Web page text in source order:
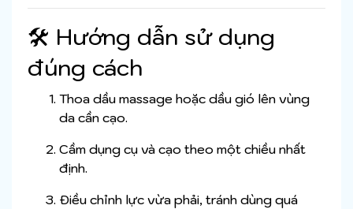
🛠 Hướng dẫn sử dụng
đúng cách
Thoa dầu massage hoặc dầu gió lên vùng
da cần cạo.
Cầm dụng cụ và cạo theo một chiều nhất
định.
Điều chỉnh lực vừa phải, tránh dùng quá